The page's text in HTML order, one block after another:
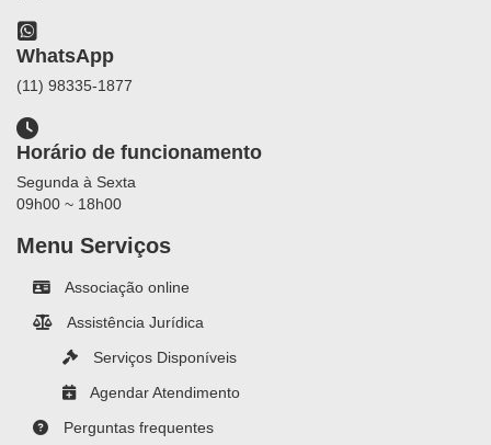
WhatsApp
(11) 98335-1877
Horário de funcionamento
Segunda à Sexta
09h00 ~ 18h00
Menu Serviços
Associação online
Assistência Jurídica
Serviços Disponíveis
Agendar Atendimento
Perguntas frequentes